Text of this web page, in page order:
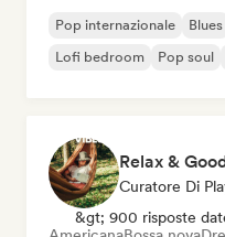
Pop internazionale Blues
Lofi bedroom
Pop soul
Relax &
Curatore Di
&gt; 900 risposte